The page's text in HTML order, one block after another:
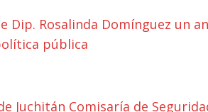
Dip. Rosalinda Domínguez un
pública
Juchitán Comisaría de